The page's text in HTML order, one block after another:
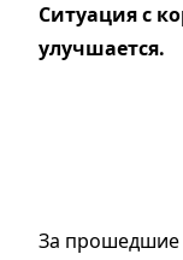
Ситуация с
улучшается.
За прошедшие